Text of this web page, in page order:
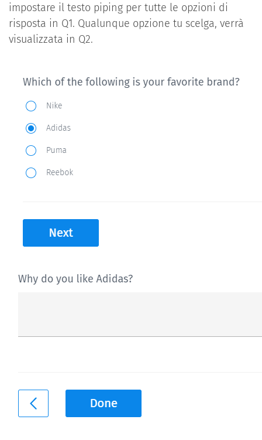
impostare il testo piping per tutte le opzioni di
risposta in Q1. Qualunque opzione tu scelga, verrà
visualizzata in Q2.